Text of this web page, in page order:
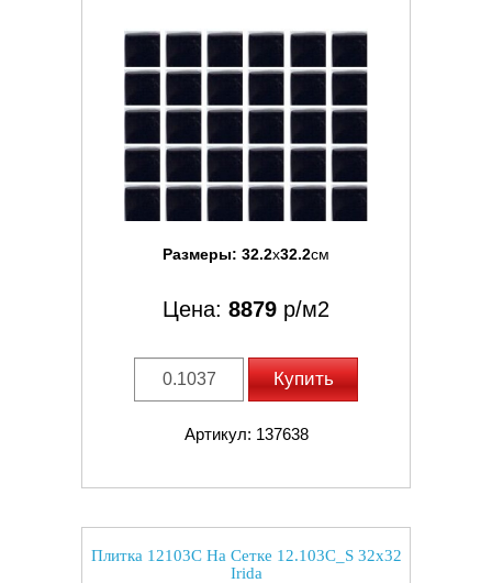
Размеры: 32.2x32.2см
Цена: 8879 р/м2
Купить
Артикул: 137638
Плитка 12103C На Сетке 12.103C_S 32x32
Irida